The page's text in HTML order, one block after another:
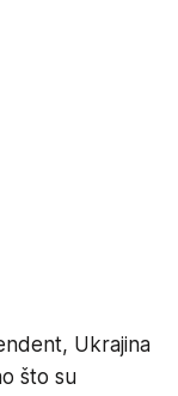
Ukrajina
što su